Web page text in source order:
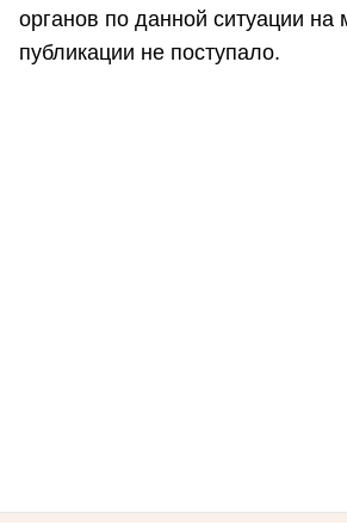
органов по данной ситуации на
публикации не поступало.